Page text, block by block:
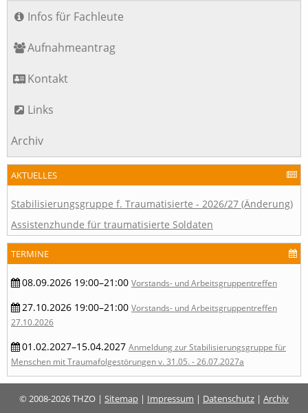
Infos für Fachleute
Aufnahmeantrag
Kontakt
Links
Archiv
AKTUELLES
Stabilisierungsgruppe f. Traumatisierte - 2026/27 (Änderung)
Assistenzhunde für traumatisierte Soldaten
TERMINE
08.09.2026 19:00–21:00 Vorstands- und Arbeitsgruppentreffen
27.10.2026 19:00–21:00 Vorstands- und Arbeitsgruppentreffen
27.10.2026
01.02.2027–15.04.2027 Anmeldung zur Stabilisierungsgruppe für
Menschen mit Traumafolgestörungen v. 31.05. - 26.07.2027a
© 2008-2026 THZO | Sitemap | Impressum | Datenschutz | Archiv